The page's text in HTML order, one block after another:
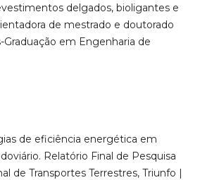
delgados, bioligantes e
de mestrado e doutorado
em Engenharia de
de eficiência energética em
Relatório Final de Pesquisa
de Transportes Terrestres, Triunfo |